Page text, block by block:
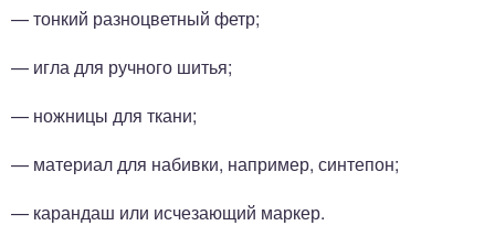
— тонкий разноцветный фетр;
— игла для ручного шитья;
— ножницы для ткани;
— материал для набивки, например, синтепон;
— карандаш или исчезающий маркер.